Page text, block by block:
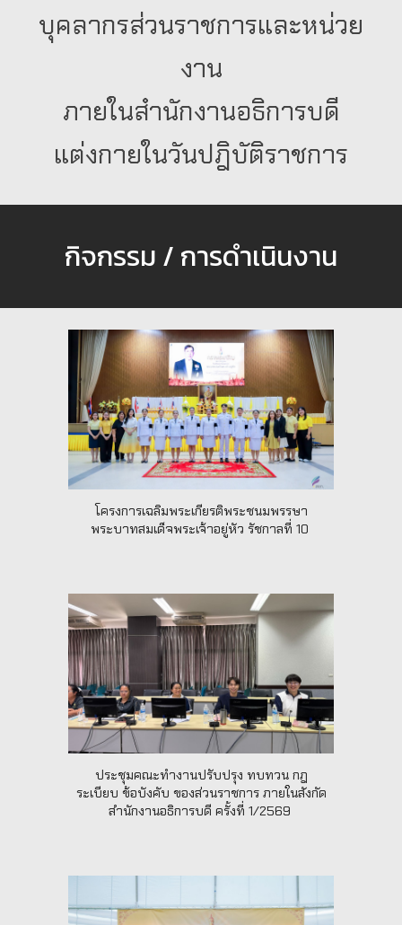
บุคลากรส่วนราชการและหน่วย
งาน
ภายในสำนักงานอธิการบดี
แต่งกายในวันปฎิบัติราชการ
กิจกรรม / การดำเนินงาน
โครงการเฉลิมพระเกียรติพระชนมพรรษา
พระบาทสมเด็จพระเจ้าอยู่หัว รัชกาลที่ 10
ประชุมคณะทำงานปรับปรุง ทบทวน กฎ
ระเบียบ ข้อบังคับ ของส่วนราชการ ภายในสังกัด
สำนักงานอธิการบดี ครั้งที่ 1/2569